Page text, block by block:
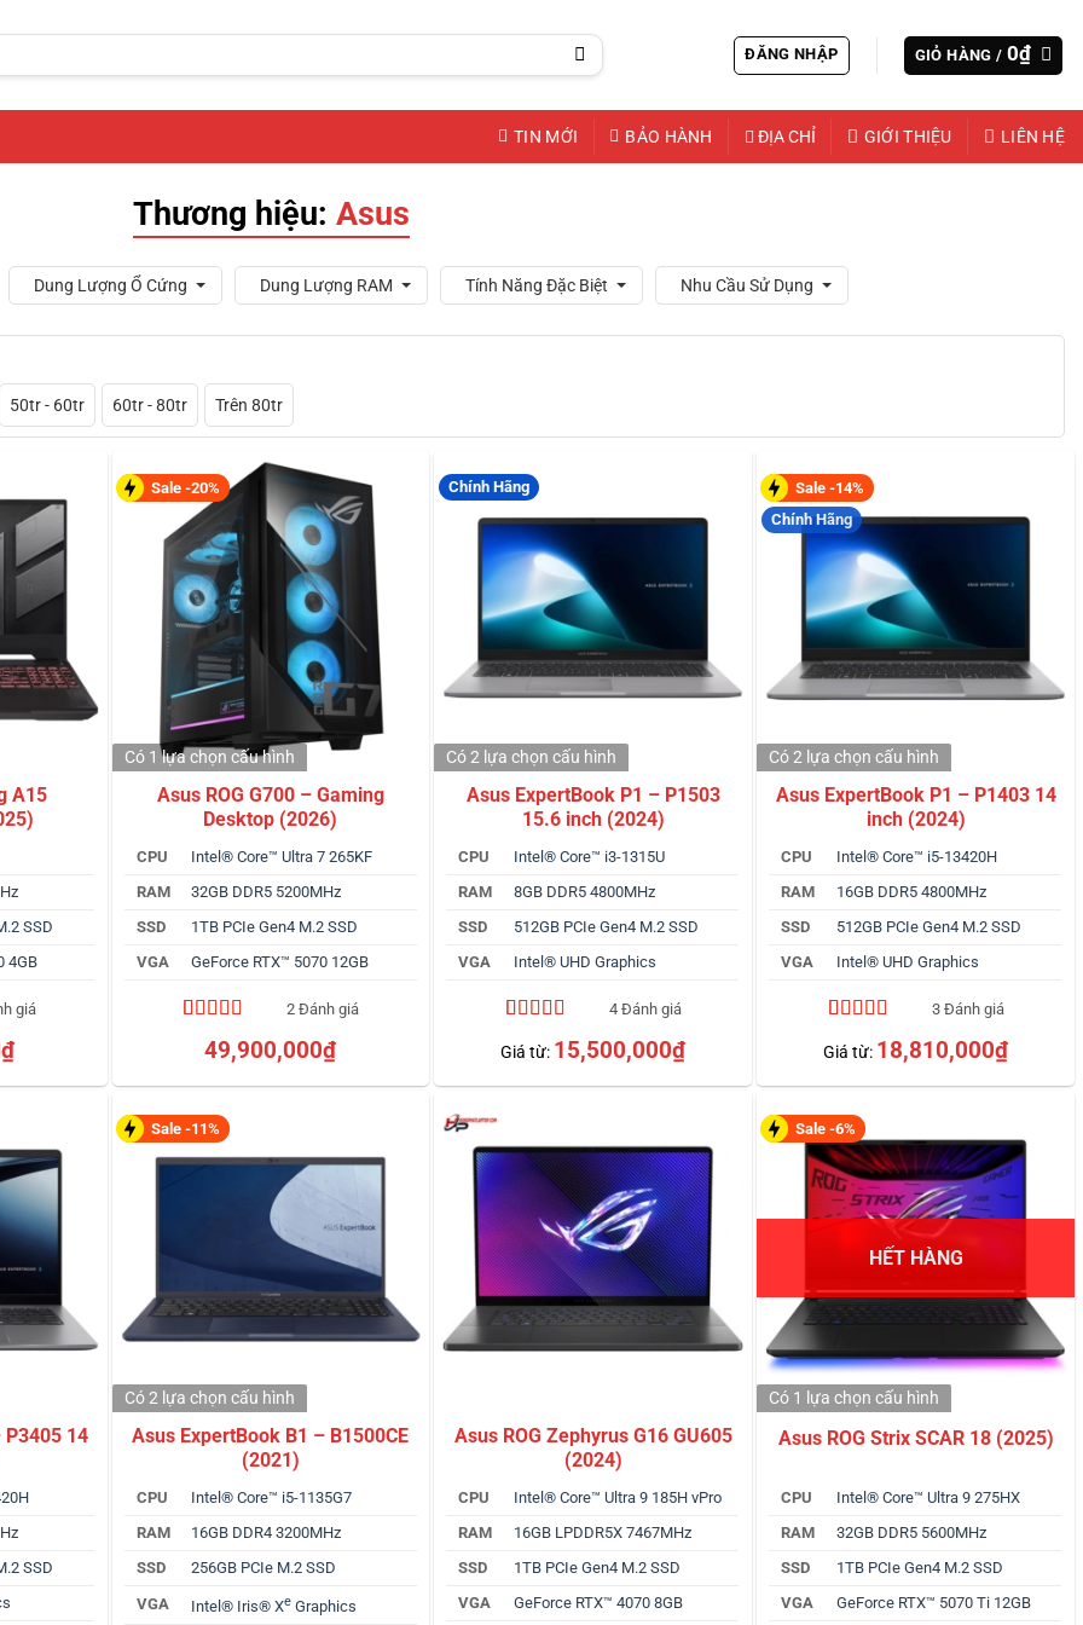
ĐĂNG NHẬP GIỎ HÀNG / 0₫
TIN MỚI BẢO HÀNH ĐỊA CHỈ GIỚI THIỆU LIÊN HỆ
Thương hiệu: Asus
Dung Lượng Ổ Cứng Dung Lượng RAM Tính Năng Đặc Biệt Nhu Cầu Sử Dụng
50tr - 60tr 60tr - 80tr Trên 80tr
A15
SSD
4GB
giá
₫
Sale -20%
Asus ROG G700 – Gaming
Desktop (2026)
CPU
Intel® Core™ Ultra 7 265KF
RAM
32GB DDR5 5200MHz
SSD
1TB PCIe Gen4 M.2 SSD
VGA
GeForce RTX™ 5070 12GB
5.00 trên 5
dựa trên
2 Đánh giá
49,900,000₫
Có 1 lựa chọn cấu hình
Chính Hãng
Asus ExpertBook P1 – P1503
15.6 inch (2024)
CPU
Intel® Core™ i3-1315U
RAM
8GB DDR5 4800MHz
SSD
512GB PCIe Gen4 M.2 SSD
VGA
Intel® UHD Graphics
trên 5
dựa trên
4 Đánh giá
Giá từ: 15,500,000₫
Có 2 lựa chọncấu hình
Sale -14%
Chính Hãng
Asus ExpertBook P1 – P1403 14
inch (2024)
CPU
Intel® Core™ i5-13420H
RAM
16GB DDR5 4800MHz
SSD
512GB PCIe Gen4 M.2 SSD
VGA
Intel® UHD Graphics
trên 5
dựa trên
3 Đánh giá
Giá từ: 18,810,000₫
Có 2 lựa chọncấu hình
P3405 14
SSD
Sale -11%
Asus ExpertBook B1 – B1500CE
(2021)
CPU
Intel® Core™ i5-1135G7
RAM
16GB DDR4 3200MHz
SSD
256GB PCIe M.2 SSD
VGA
Intel® Iris® Xe Graphics
Có 2 lựa chọn cấu hình
Asus ROG Zephyrus G16 GU605
(2024)
CPU
Intel® Core™ Ultra 9 185H vPro
RAM
16GB LPDDR5X 7467MHz
SSD
1TB PCIe Gen4 M.2 SSD
VGA
GeForce RTX™ 4070 8GB
Sale -6%
HẾT HÀNG
Asus ROG Strix SCAR 18 (2025)
CPU
Intel® Core™ Ultra 9 275HX
RAM
32GB DDR5 5600MHz
SSD
1TB PCIe Gen4 M.2 SSD
VGA
GeForce RTX™ 5070 Ti 12GB
Có 1 lựa chọncấu hình